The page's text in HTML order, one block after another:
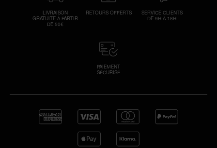
LIVRAISON
GRATUITE À PARTIR
DE 50€
RETOURS OFFERTS
SERVICE CLIENTS
DE 9H À 18H
PAIEMENT
SÉCURISÉ